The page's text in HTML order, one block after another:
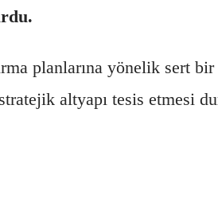
planlarına yönelik sert
altyapı tesis etmesi